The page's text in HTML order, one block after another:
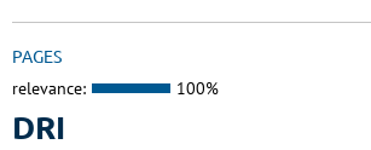
PAGES
relevance: 100%
DRI